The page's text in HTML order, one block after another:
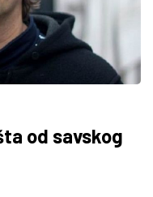
od savskog